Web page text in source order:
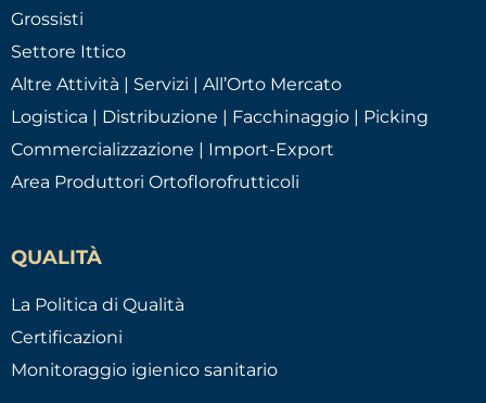
Grossisti
Settore Ittico
Altre Attività | Servizi | All’Orto Mercato
Logistica | Distribuzione | Facchinaggio | Picking
Commercializzazione | Import-Export
Area Produttori Ortoflorofrutticoli
QUALITÀ
La Politica di Qualità
Certificazioni
Monitoraggio igienico sanitario